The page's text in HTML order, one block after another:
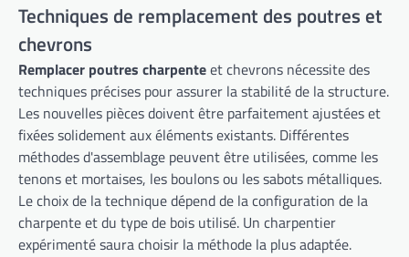
Techniques de remplacement des poutres et
chevrons
Remplacer poutres charpenteet chevrons nécessite des
techniques précises pour assurer la stabilité de la structure.
Les nouvelles pièces doivent être parfaitement ajustées et
fixées solidement aux éléments existants. Différentes
méthodes d'assemblage peuvent être utilisées, comme les
tenons et mortaises, les boulons ou les sabots métalliques.
Le choix de la technique dépend de la configuration de la
charpente et du type de bois utilisé. Un charpentier
expérimenté saura choisir la méthode la plus adaptée.